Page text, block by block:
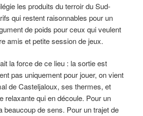
les produits du terroir du Sud-
qui restent raisonnables pour un
de poids pour ceux qui veulent
amis et petite session de jeux.
la force de ce lieu : la sortie est
pas uniquement pour jouer, on vient
de Casteljaloux, ses thermes, et
relaxante qui en découle. Pour un
beaucoup de sens. Pour un trajet de